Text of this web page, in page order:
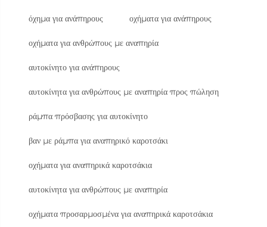
όχημα για ανάπηρους οχήματα για ανάπηρους
οχήματα για ανθρώπους με αναπηρία
αυτοκίνητο για ανάπηρους
αυτοκίνητα για ανθρώπους με αναπηρία προς πώληση
ράμπα πρόσβασης για αυτοκίνητο
βαν με ράμπα για αναπηρικό καροτσάκι
οχήματα για αναπηρικά καροτσάκια
αυτοκίνητα για ανθρώπους με αναπηρία
οχήματα προσαρμοσμένα για αναπηρικά καροτσάκια